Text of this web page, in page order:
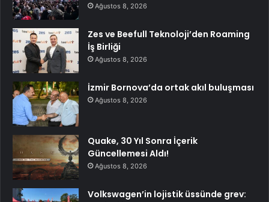
Ağustos 8, 2026
Zes ve Beefull Teknoloji’den Roaming
İş Birliği
Ağustos 8, 2026
İzmir Bornova’da ortak akıl buluşması
Ağustos 8, 2026
Quake, 30 Yıl Sonra İçerik
Güncellemesi Aldı!
Ağustos 8, 2026
Volkswagen’in lojistik üssünde grev: